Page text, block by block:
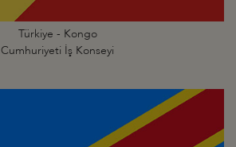
Türkiye - Kongo
Cumhuriyeti İş Konseyi